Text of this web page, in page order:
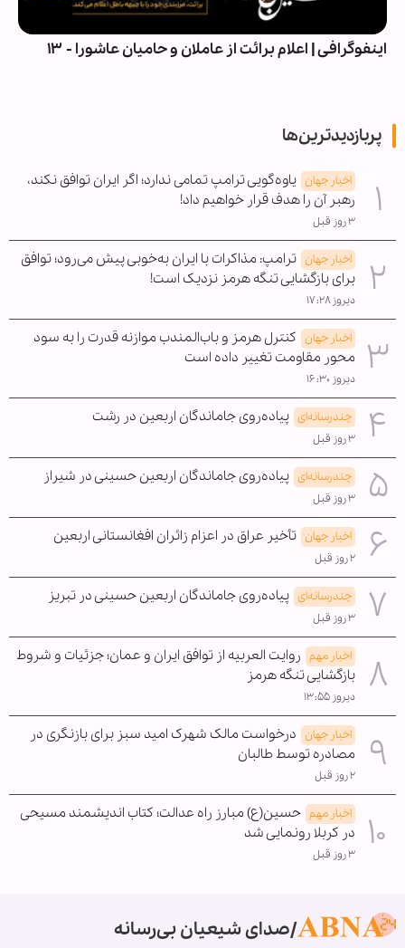
اینفوگرافی | اعلام برائت از عاملان و حامیان عاشورا - ۱۳
پربازدیدترین‌ها
اخبار جهان یاوه‌گویی ترامپ تمامی ندارد؛ اگر ایران توافق نکند،
رهبر آن را هدف قرار خواهیم داد!
۳ روز قبل
اخبار جهان ترامپ: مذاکرات با ایران به‌خوبی پیش می‌رود؛ توافق
برای بازگشایی تنگه هرمز نزدیک است!
دیروز ۱۷:۲۸
اخبار جهان کنترل هرمز و باب‌المندب موازنه قدرت را به سود
محور مقاومت تغییر داده است
دیروز ۱۶:۳۰
چندرسانه‌ای پیاده‌روی جاماندگان اربعین در رشت
۳ روز قبل
چندرسانه‌ای پیاده‌روی جاماندگان اربعین حسینی در شیراز
۳ روز قبل
اخبار جهان تأخیر عراق در اعزام زائران افغانستانی اربعین
۲ روز قبل
چندرسانه‌ای پیاده‌روی جاماندگان اربعین حسینی در تبریز
۳ روز قبل
اخبار مهم روایت العربیه از توافق ایران و عمان؛ جزئیات و شروط
بازگشایی تنگه هرمز
دیروز ۱۳:۵۵
اخبار جهان درخواست مالک شهرک امید سبز برای بازنگری در
مصادره توسط طالبان
۲ روز قبل
اخبار مهم حسین(ع) مبارز راه عدالت؛ کتاب اندیشمند مسیحی
در کربلا رونمایی شد
۳ روز قبل
صدای شیعیان بی‌رسانه